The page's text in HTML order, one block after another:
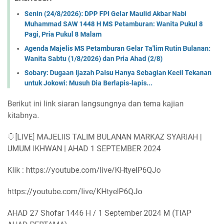
Senin (24/8/2026): DPP FPI Gelar Maulid Akbar Nabi
Muhammad SAW 1448 H MS Petamburan: Wanita Pukul 8
Pagi, Pria Pukul 8 Malam
Agenda Majelis MS Petamburan Gelar Ta'lim Rutin Bulanan:
Wanita Sabtu (1/8/2026) dan Pria Ahad (2/8)
Sobary: Dugaan Ijazah Palsu Hanya Sebagian Kecil Tekanan
untuk Jokowi: Musuh Dia Berlapis-lapis...
Berikut ini link siaran langsungnya dan tema kajian
kitabnya.
🛑[LIVE] MAJELIIS TALIM BULANAN MARKAZ SYARIAH |
UMUM IKHWAN | AHAD 1 SEPTEMBER 2024
Klik : https://youtube.com/live/KHtyeIP6QJo
https://youtube.com/live/KHtyeIP6QJo
AHAD 27 Shofar 1446 H / 1 September 2024 M (TIAP